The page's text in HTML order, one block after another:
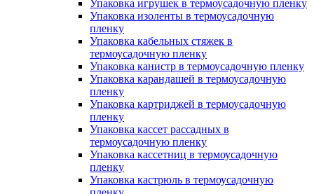
Упаковка игрушек в термоусадочную пленку
Упаковка изоленты в термоусадочную
пленку
Упаковка кабельных стяжек в
термоусадочную пленку
Упаковка канистр в термоусадочную пленку
Упаковка карандашей в термоусадочную
пленку
Упаковка картриджей в термоусадочную
пленку
Упаковка кассет рассадных в
термоусадочную пленку
Упаковка кассетниц в термоусадочную
пленку
Упаковка кастрюль в термоусадочную